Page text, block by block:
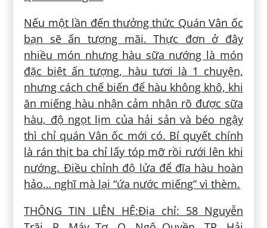
Nếu một lần đến thưởng thức Quán Vân ốc
bạn sẽ ấn tượng mãi. Thực đơn ở đây
nhiều món nhưng hàu sữa nướng là món
đặc biệt ấn tượng, hàu tươi là 1 chuyện,
nhưng cách chế biến để hàu không khô, khi
ăn miếng hàu nhận cảm nhận rõ được sữa
hàu, độ ngọt lịm của hải sản và béo ngậy
thì chỉ quán Vân ốc mới có. Bí quyết chính
là rán thịt ba chỉ lấy tóp mỡ rồi rưới lên khi
nướng. Điều chỉnh độ lửa để đĩa hàu hoàn
hảo… nghĩ mà lại “ứa nước miếng” vì thèm.
THÔNG TIN LIÊN HỆ:Địa chỉ: 58 Nguyễn